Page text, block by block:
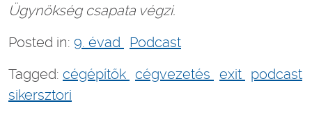
Ügynökség csapata végzi.
Posted in: 9. évad Podcast
Tagged: cégépítők cégvezetés exit podcast
sikersztori